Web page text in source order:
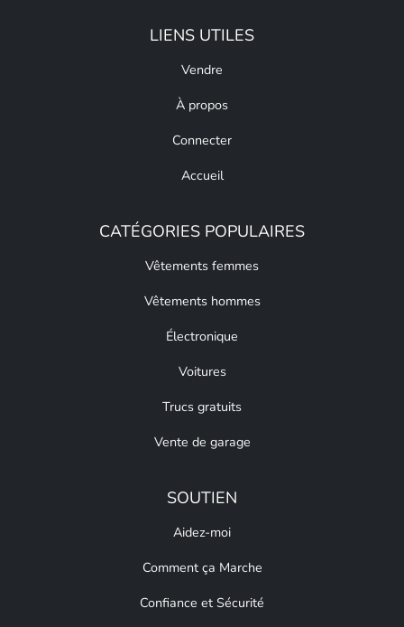
LIENS UTILES
Vendre
À propos
Connecter
Accueil
CATÉGORIES POPULAIRES
Vêtements femmes
Vêtements hommes
Électronique
Voitures
Trucs gratuits
Vente de garage
SOUTIEN
Aidez-moi
Comment ça Marche
Confiance et Sécurité